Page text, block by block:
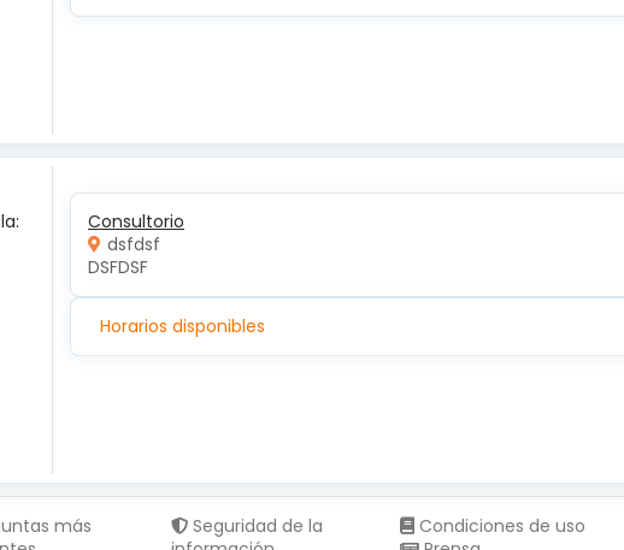
Consultorio
dsfdsf
DSFDSF
Horarios disponibles
más
Seguridad de la
Condiciones de uso